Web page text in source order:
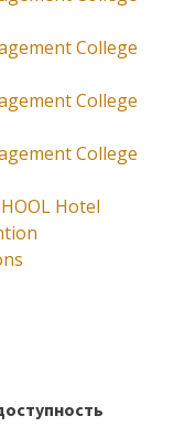
College
College
College
Hotel